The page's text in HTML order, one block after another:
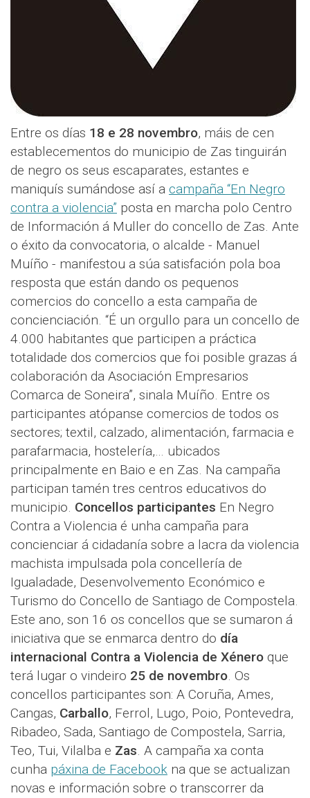
Entre os días 18 e 28 novembro, máis de cen
establecementos do municipio de Zas tinguirán
de negro os seus escaparates, estantes e
maniquís sumándose así a campaña “En Negro
contra a violencia” posta en marcha polo Centro
de Información á Muller do concello de Zas. Ante
o éxito da convocatoria, o alcalde - Manuel
Muíño - manifestou a súa satisfación pola boa
resposta que están dando os pequenos
comercios do concello a esta campaña de
concienciación. “É un orgullo para un concello de
4.000 habitantes que participen a práctica
totalidade dos comercios que foi posible grazas á
colaboración da Asociación Empresarios
Comarca de Soneira”, sinala Muíño. Entre os
participantes atópanse comercios de todos os
sectores; textil, calzado, alimentación, farmacia e
parafarmacia, hostelería,… ubicados
principalmente en Baio e en Zas. Na campaña
participan tamén tres centros educativos do
municipio. Concellos participantes En Negro
Contra a Violencia é unha campaña para
concienciar á cidadanía sobre a lacra da violencia
machista impulsada pola concellería de
Igualadade, Desenvolvemento Económico e
Turismo do Concello de Santiago de Compostela.
Este ano, son 16 os concellos que se sumaron á
iniciativa que se enmarca dentro do día
internacional Contra a Violencia de Xénero que
terá lugar o vindeiro 25 de novembro. Os
concellos participantes son: A Coruña, Ames,
Cangas, Carballo, Ferrol, Lugo, Poio, Pontevedra,
Ribadeo, Sada, Santiago de Compostela, Sarria,
Teo, Tui, Vilalba e Zas. A campaña xa conta
cunha páxina de Facebook na que se actualizan
novas e información sobre o transcorrer da